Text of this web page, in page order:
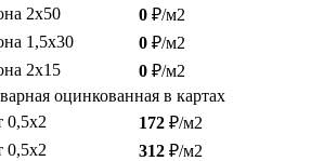
2х50 0 ₽/м2
1,5х30 0 ₽/м2
2х15 0 ₽/м2
оцинкованная в картах
0,5х2 172 ₽/м2
0,5х2 312 ₽/м2